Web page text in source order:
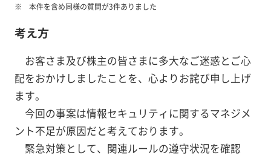
本件を含め同様の質問が3件ありました
考え方
お客さま及び株主の皆さまに多大なご迷惑とご心
配をおかけしましたことを、心よりお詫び申し上げ
ます。
今回の事案は情報セキュリティに関するマネジメ
ント不足が原因だと考えております。
緊急対策として、関連ルールの遵守状況を確認